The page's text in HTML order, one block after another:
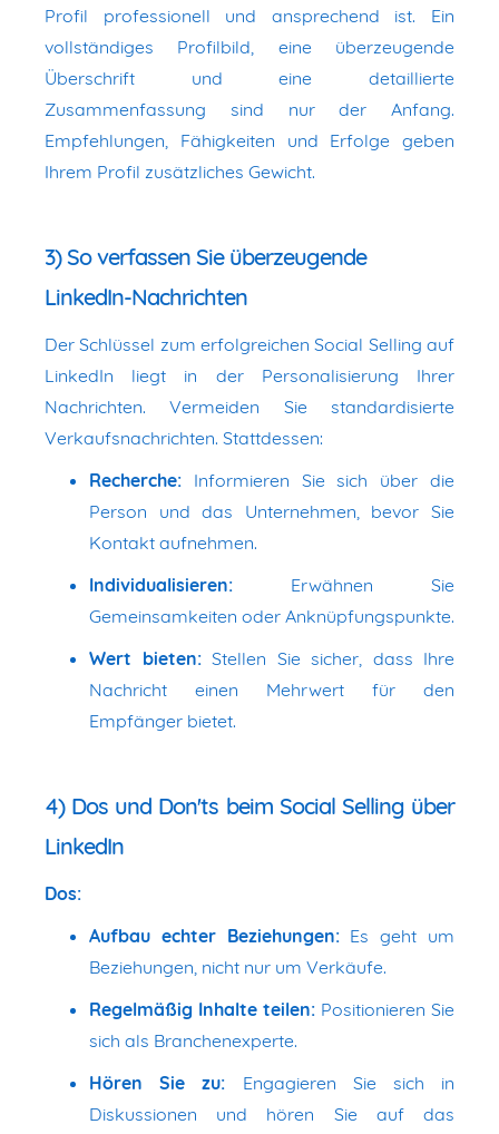
Profil professionell und ansprechend ist. Ein
vollständiges Profilbild, eine überzeugende
Überschrift und eine detaillierte
Zusammenfassung sind nur der Anfang.
Empfehlungen, Fähigkeiten und Erfolge geben
Ihrem Profil zusätzliches Gewicht.
3) So verfassen Sie überzeugende
LinkedIn-Nachrichten
Der Schlüssel zum erfolgreichen Social Selling auf
LinkedIn liegt in der Personalisierung Ihrer
Nachrichten. Vermeiden Sie standardisierte
Verkaufsnachrichten. Stattdessen:
Recherche: Informieren Sie sich über die
Person und das Unternehmen, bevor Sie
Kontakt aufnehmen.
Individualisieren: Erwähnen Sie
Gemeinsamkeiten oder Anknüpfungspunkte.
Wert bieten:Stellen Sie sicher, dass Ihre
Nachricht einen Mehrwert für den
Empfänger bietet.
4) Dos und Don'ts beim Social Selling über
LinkedIn
Dos:
Aufbau echter Beziehungen:Es geht um
Beziehungen, nicht nur um Verkäufe.
Regelmäßig Inhalte teilen: Positionieren Sie
sich als Branchenexperte.
Hören Sie zu: Engagieren Sie sich in
Diskussionen und hören Sie auf das